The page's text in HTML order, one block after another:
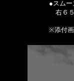
●スム
右６
※添付画